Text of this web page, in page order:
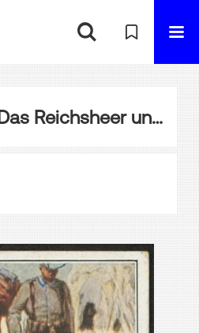
EA-003560: Das Reichsheer und seine Tradition, Bild 264 Alte Armee, Schutztruppe für Südwestafrika